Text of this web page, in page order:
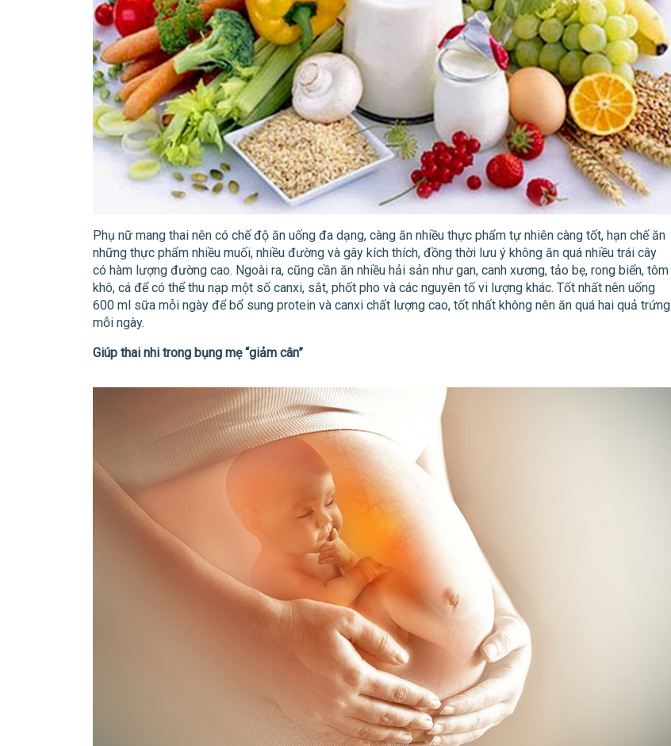
Phụ nữ mang thai nên có chế độ ăn uống đa dạng, càng ăn nhiều thực phẩm tự nhiên càng tốt, hạn chế ăn
những thực phẩm nhiều muối, nhiều đường và gây kích thích, đồng thời lưu ý không ăn quá nhiều trái cây
có hàm lượng đường cao. Ngoài ra, cũng cần ăn nhiều hải sản như gan, canh xương, tảo bẹ, rong biển, tôm
khô, cá để có thể thu nạp một số canxi, sắt, phốt pho và các nguyên tố vi lượng khác. Tốt nhất nên uống
600 ml sữa mỗi ngày để bổ sung protein và canxi chất lượng cao, tốt nhất không nên ăn quá hai quả trứng
mỗi ngày.
Giúp thai nhi trong bụng mẹ “giảm cân”